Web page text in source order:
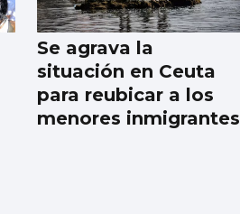
Se agrava la
situación en Ceuta
para reubicar a los
menores inmigrantes